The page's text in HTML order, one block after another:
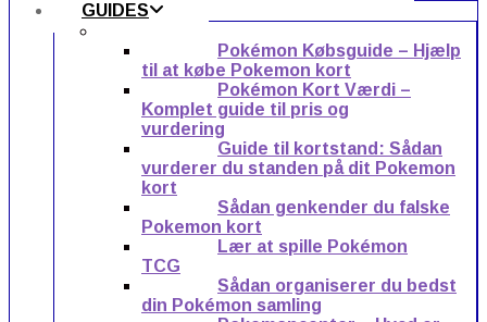
GUIDES
Pokémon Købsguide – Hjælp
til at købe Pokemon kort
Pokémon Kort Værdi –
Komplet guide til pris og
vurdering
Guide til kortstand: Sådan
vurderer du standen på dit Pokemon
kort
Sådan genkender du falske
Pokemon kort
Lær at spille Pokémon
TCG
Sådan organiserer du bedst
din Pokémon samling